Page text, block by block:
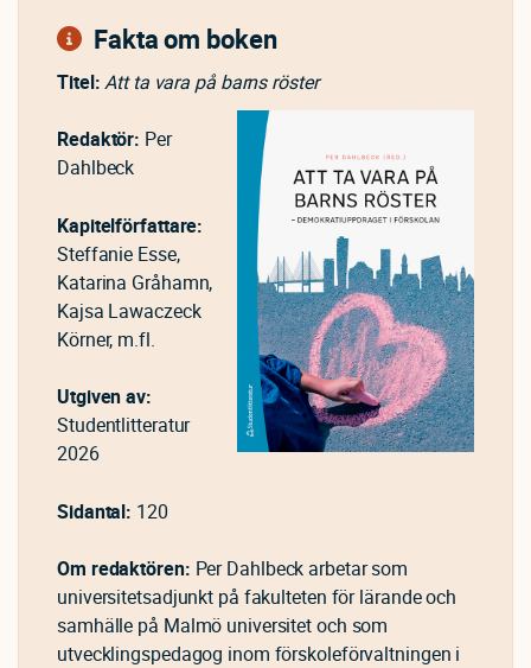
Fakta om boken
Titel:Att ta vara på barns röster
Redaktör: Per
Dahlbeck
Kapitelförfattare:
Steffanie Esse,
Katarina Gråhamn,
Kajsa Lawaczeck
Körner, m.fl.
Utgiven av:
Studentlitteratur
2026
Sidantal: 120
Om redaktören: Per Dahlbeck arbetar som
universitetsadjunkt på fakulteten för lärande och
samhälle på Malmö universitet och som
utvecklingspedagog inom förskoleförvaltningen i